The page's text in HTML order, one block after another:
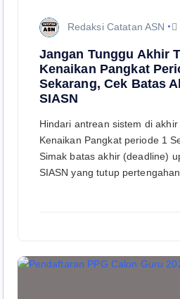
Redaksi Catatan ASN
Jangan Tunggu Akhir
Kenaikan Pangkat
Sekarang, Cek Batas
SIASN
Hindari antrean sistem di
Kenaikan Pangkat periode 1
Simak batas akhir (deadline)
SIASN yang tutup